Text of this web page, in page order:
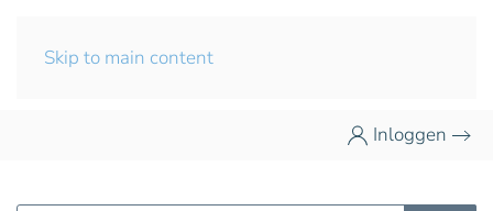
Skip to main content
Inloggen